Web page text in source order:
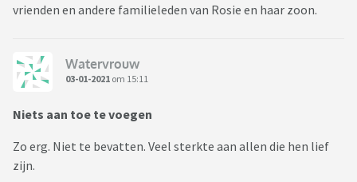
vrienden en andere familieleden van Rosie en haar zoon.
Watervrouw
03-01-2021 om 15:11
Niets aan toe te voegen
Zo erg. Niet te bevatten. Veel sterkte aan allen die hen lief
zijn.